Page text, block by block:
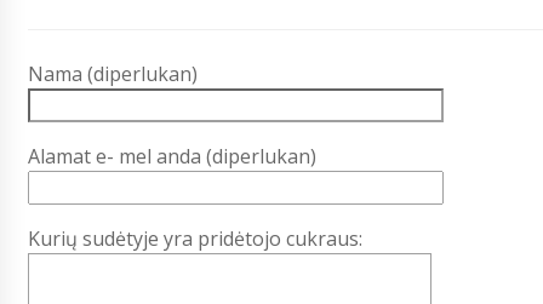
Nama (diperlukan)
Alamat e- mel anda (diperlukan)
Kurių sudėtyje yra pridėtojo cukraus: